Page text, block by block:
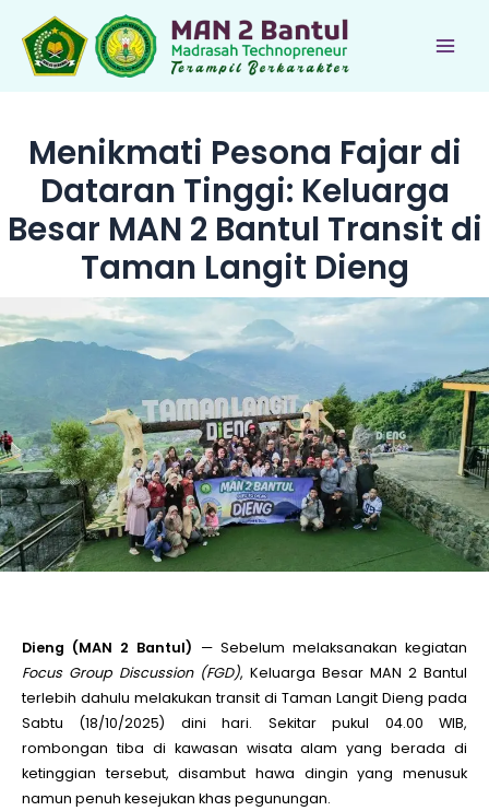
konten
Menikmati Pesona Fajar di
Dataran Tinggi: Keluarga
Besar MAN 2 Bantul Transit di
Taman Langit Dieng
Dieng (MAN 2 Bantul) — Sebelum melaksanakan kegiatan
Focus Group Discussion (FGD), Keluarga Besar MAN 2 Bantul
terlebih dahulu melakukan transit di Taman Langit Dieng pada
Sabtu (18/10/2025) dini hari. Sekitar pukul 04.00 WIB,
rombongan tiba di kawasan wisata alam yang berada di
ketinggian tersebut, disambut hawa dingin yang menusuk
namun penuh kesejukan khas pegunungan.